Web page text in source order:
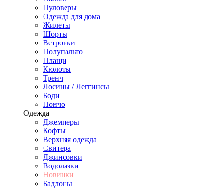
Пуловеры
Одежда для дома
Жилеты
Шорты
Ветровки
Полупальто
Плащи
Кюлоты
Тренч
Лосины / Леггинсы
Боди
Пончо
Одежда
Джемперы
Кофты
Верхняя одежда
Свитера
Джинсовки
Водолазки
Новинки
Бадлоны